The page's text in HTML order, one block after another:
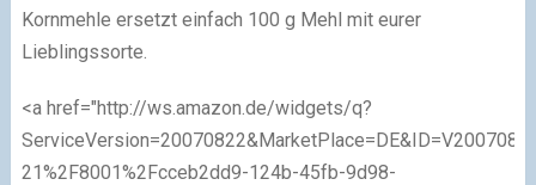
Kornmehle ersetzt einfach 100 g Mehl mit eurer
Lieblingssorte.
<a href="http://ws.amazon.de/widgets/q?
21%2F8001%2Fcceb2dd9-124b-45fb-9d98-